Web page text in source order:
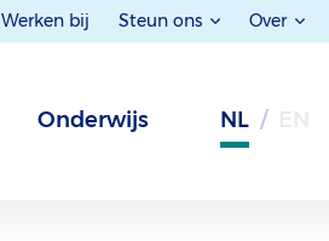
Werken bij Steun ons Over
Onderwijs NL